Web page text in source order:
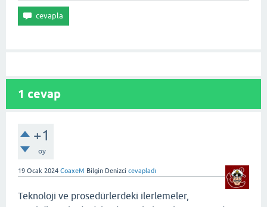
1 cevap
+1
oy
19 Ocak 2024 CoaxeM Bilgin Denizci cevapladı
Teknoloji ve prosedürlerdeki ilerlemeler,